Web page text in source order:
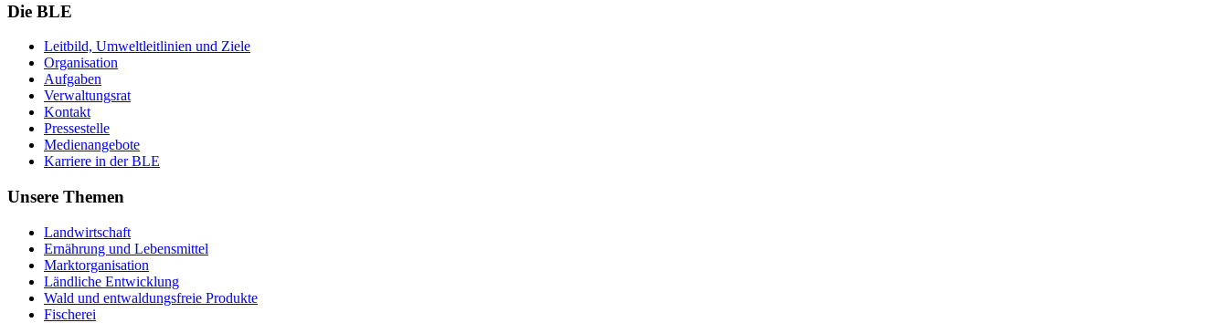
Die BLE
Leit­bild, Um­welt­leit­li­ni­en und Zie­le
Or­ga­ni­sa­ti­on
Auf­ga­ben
Ver­wal­tungs­rat
Kon­takt
Pres­se­stel­le
Me­di­en­an­ge­bo­te
Kar­rie­re in der BLE
Unsere Themen
Land­wirt­schaft
Er­näh­rung und Le­bens­mit­tel
Markt­or­ga­ni­sa­ti­on
Länd­li­che Ent­wick­lung
Wald und ent­wal­dungs­freie Pro­duk­te
Fi­sche­rei